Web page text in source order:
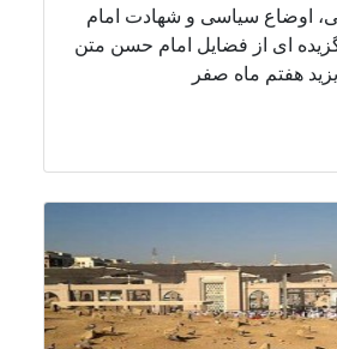
اوضاع سیاسی و شهادت امام
ای از فضایل امام حسن متن
هفتم ماه صفر